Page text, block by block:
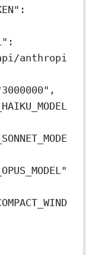
anthropi